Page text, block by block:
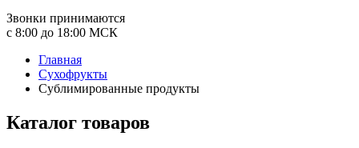
Звонки принимаются
с 8:00 до 18:00 МСК
Главная
Сухофрукты
Сублимированные продукты
Каталог товаров